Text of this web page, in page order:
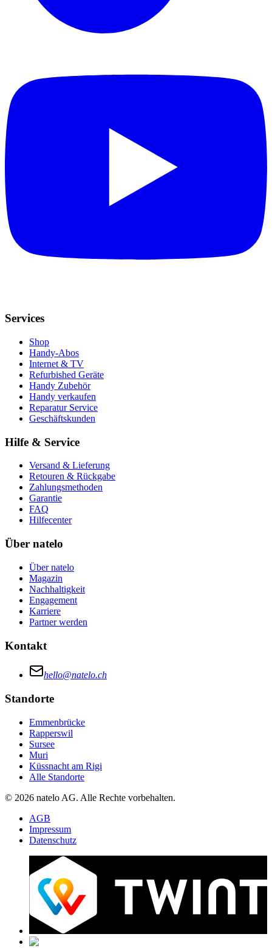
Services
Shop
Handy-Abos
Internet & TV
Refurbished Geräte
Handy Zubehör
Handy verkaufen
Reparatur Service
Geschäftskunden
Hilfe & Service
Versand & Lieferung
Retouren & Rückgabe
Zahlungsmethoden
Garantie
FAQ
Hilfecenter
Über natelo
Über natelo
Magazin
Nachhaltigkeit
Engagement
Karriere
Partner werden
Kontakt
hello@natelo.ch
Standorte
Emmenbrücke
Rapperswil
Sursee
Muri
Küssnacht am Rigi
Alle Standorte
© 2026 natelo AG. Alle Rechte vorbehalten.
AGB
Impressum
Datenschutz